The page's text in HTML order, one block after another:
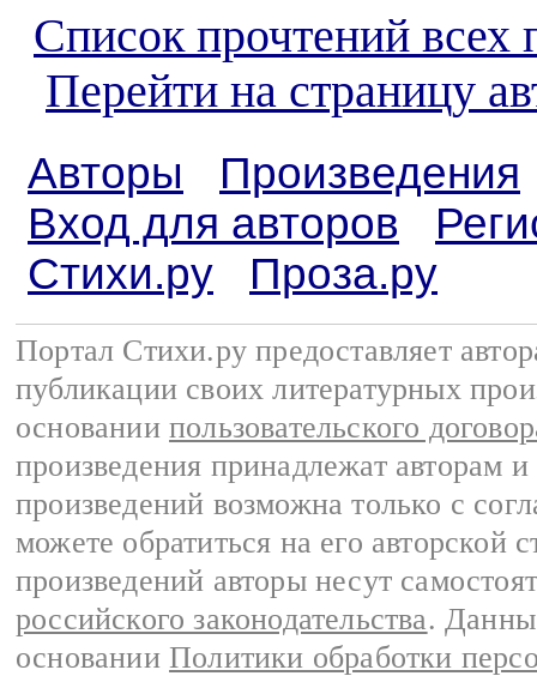
Список прочтений всех
Перейти на страницу
Авторы
Произведения
Вход для авторов
Стихи.ру
Проза.ру
Портал Стихи.ру предоставляет
публикации своих литературных
основании пользовательского
произведения принадлежат авторам
произведений возможна только с
можете обратиться на его авторской
произведений авторы несут
российского законодательства.
основании Политики обработки